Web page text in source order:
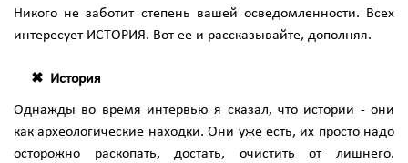
Никого не заботит степень вашей осведомленности. Всех
интересует ИСТОРИЯ. Вот ее и рассказывайте, дополняя.
История
Однажды во время интервью я сказал, что истории - они
как археологические находки. Они уже есть, их просто надо
осторожно раскопать, достать, очистить от лишнего.